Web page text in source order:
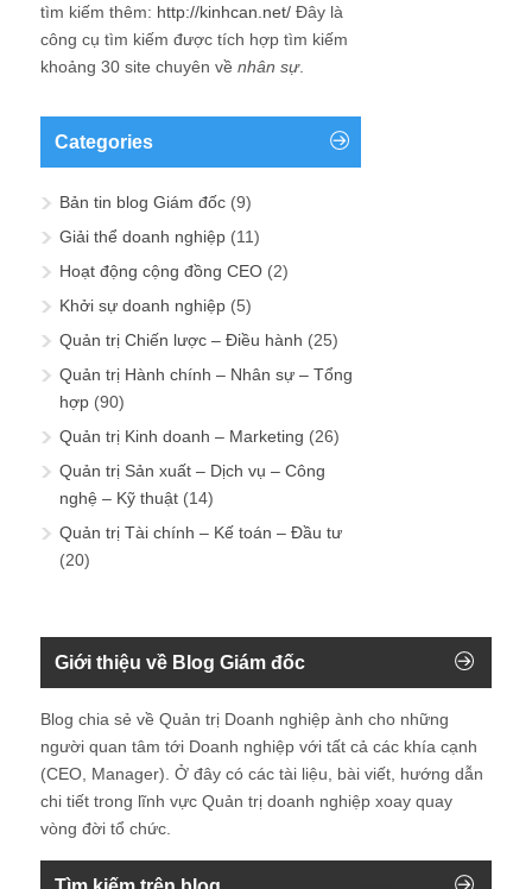
tìm kiếm thêm: http://kinhcan.net/ Đây là
công cụ tìm kiếm được tích hợp tìm kiếm
khoảng 30 site chuyên về nhân sự.
Categories
Bản tin blog Giám đốc (9)
Giải thể doanh nghiệp (11)
Hoạt động cộng đồng CEO (2)
Khởi sự doanh nghiệp (5)
Quản trị Chiến lược – Điều hành (25)
Quản trị Hành chính – Nhân sự – Tổng
hợp (90)
Quản trị Kinh doanh – Marketing (26)
Quản trị Sản xuất – Dịch vụ – Công
nghệ – Kỹ thuật (14)
Quản trị Tài chính – Kế toán – Đầu tư
(20)
Giới thiệu về Blog Giám đốc
Blog chia sẻ về Quản trị Doanh nghiệp ành cho những
người quan tâm tới Doanh nghiệp với tất cả các khía cạnh
(CEO, Manager). Ở đây có các tài liệu, bài viết, hướng dẫn
chi tiết trong lĩnh vực Quản trị doanh nghiệp xoay quay
vòng đời tổ chức.